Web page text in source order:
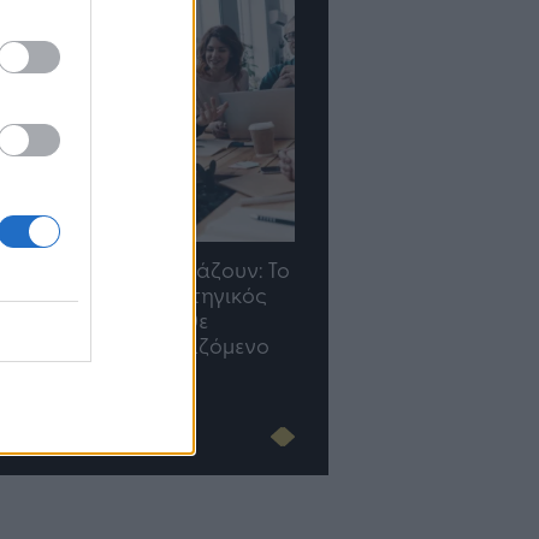
διαμορφώνεται το μέλλον
του Insurance στην εποχή